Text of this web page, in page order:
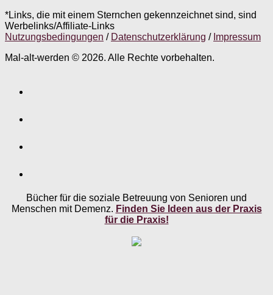
*Links, die mit einem Sternchen gekennzeichnet sind, sind
Werbelinks/Affiliate-Links
Nutzungsbedingungen / Datenschutzerklärung / Impressum
Mal-alt-werden © 2026. Alle Rechte vorbehalten.
Bücher für die soziale Betreuung von Senioren und
Menschen mit Demenz. Finden Sie Ideen aus der Praxis
für die Praxis!